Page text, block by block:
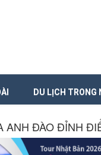
DU LỊCH TRONG
ANH ĐÀO ĐỈNH